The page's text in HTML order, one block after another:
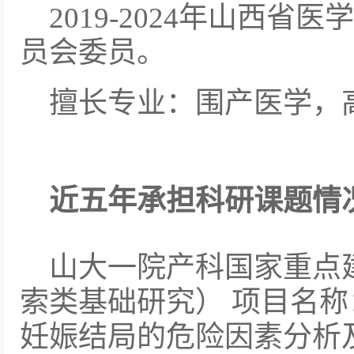
2019-2024年山西省医
员会委员。
擅长专业：围产医学
近五年承担科研课题情
山大一院产科国家重
索类基础研究） 项目名
妊娠结局的危险因素分